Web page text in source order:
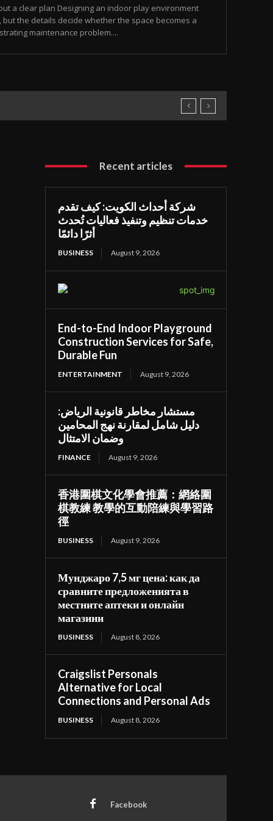
a clear plan Designing an indoor play environment
the details decide whether the space becomes a
maintenance problem....
Recent articles
شركة أحداث الكويت: كيف تقدم
خدمات تنظيم وتنفيذ فعاليات تُحدث
أثرًا دائمًا
BUSINESS August 9, 2026
End-to-End Indoor Playground
Construction Services for Safe,
Durable Fun
ENTERTAINMENT August 9, 2026
مستشار مخاطر قانونية الرياض:
دليل شامل لمقارنة نهج المحامين
وضمان الامتثال
FINANCE August 9, 2026
香港圍棋文化學會推薦：網絡圍
棋教練 教學的互動陪練與學習路
徑
BUSINESS August 9, 2026
Мунджаро 7,5 мг цена: как да
сравните предложенията в
местните аптеки и онлайн
магазини
BUSINESS August 8, 2026
Craigslist Personals
Alternative for Local
Connections and Personal Ads
BUSINESS August 8, 2026
Facebook